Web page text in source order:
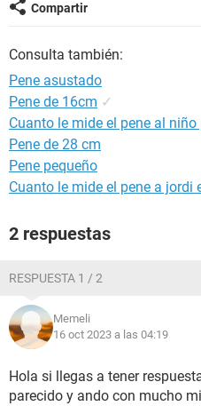
Compartir
Consulta también:
Pene asustado
Pene de 16cm ✓
Cuanto le mide el pene al niño
Pene de 28 cm
Pene pequeño
Cuanto le mide el pene a jordi
2 respuestas
RESPUESTA 1 / 2
Memeli
16 oct 2023 a las 04:19
Hola si llegas a tener
parecido y ando con mucho